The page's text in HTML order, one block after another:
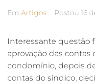
Em Artigos Postou 16
Interessante questão
aprovação das contas
condomínio, depois
contas do síndico,